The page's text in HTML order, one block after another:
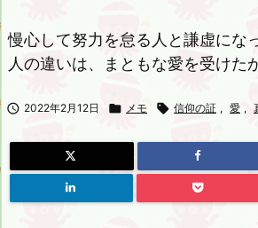
慢心して努力を怠る人と謙虚にな
人の違いは、まともな愛を受けた
 2022年2月12日  メモ  信仰の証 , 愛 ,